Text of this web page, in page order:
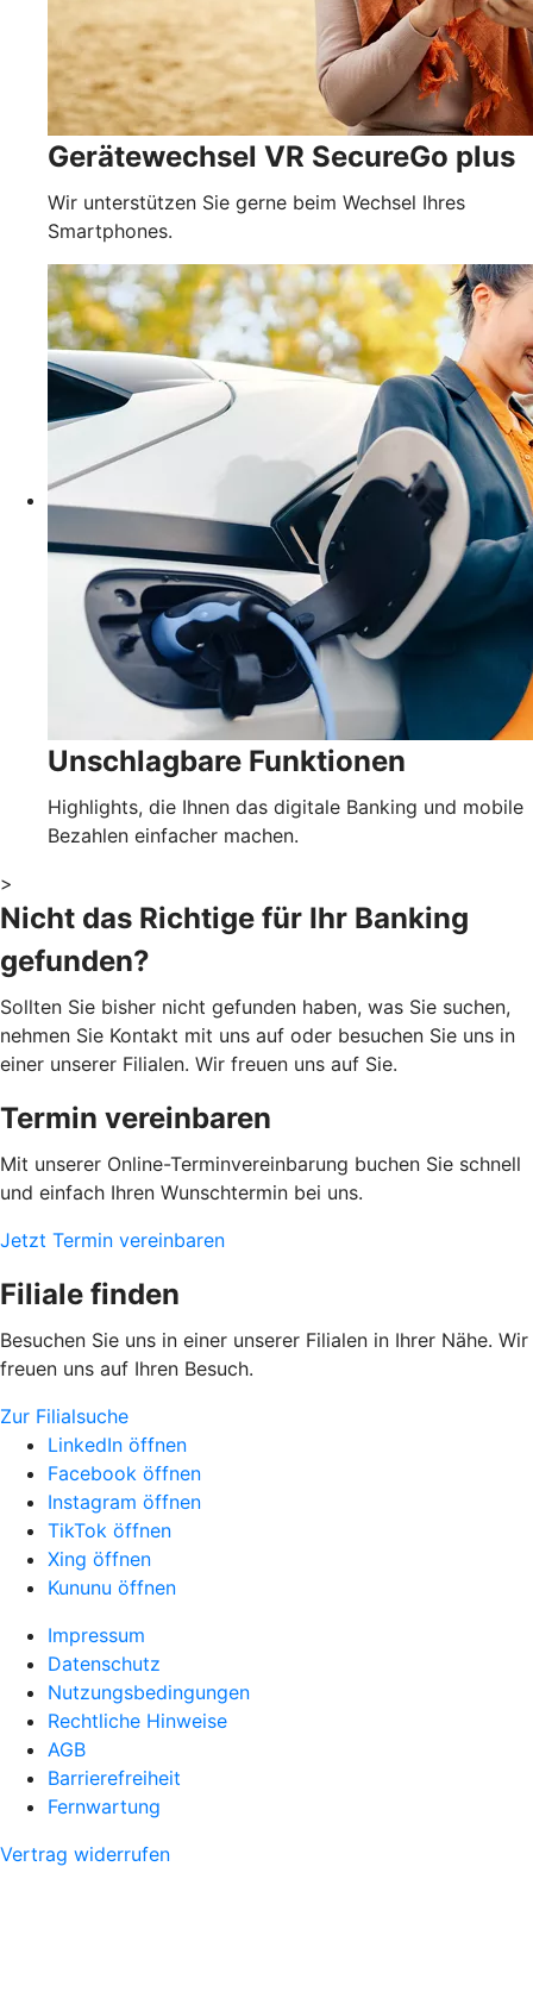
Gerätewechsel VR SecureGo plus
Wir unterstützen Sie gerne beim Wechsel Ihres
Smartphones.
Unschlagbare Funktionen
Highlights, die Ihnen das digitale Banking und mobile
Bezahlen einfacher machen.
>
Nicht das Richtige für Ihr Banking
gefunden?
Sollten Sie bisher nicht gefunden haben, was Sie suchen,
nehmen Sie Kontakt mit uns auf oder besuchen Sie uns in
einer unserer Filialen. Wir freuen uns auf Sie.
Termin vereinbaren
Mit unserer Online-Terminvereinbarung buchen Sie schnell
und einfach Ihren Wunschtermin bei uns.
Jetzt Termin vereinbaren
Filiale finden
Besuchen Sie uns in einer unserer Filialen in Ihrer Nähe. Wir
freuen uns auf Ihren Besuch.
Zur Filialsuche
LinkedIn öffnen
Facebook öffnen
Instagram öffnen
TikTok öffnen
Xing öffnen
Kununu öffnen
Impressum
Datenschutz
Nutzungsbedingungen
Rechtliche Hinweise
AGB
Barrierefreiheit
Fernwartung
Vertrag widerrufen